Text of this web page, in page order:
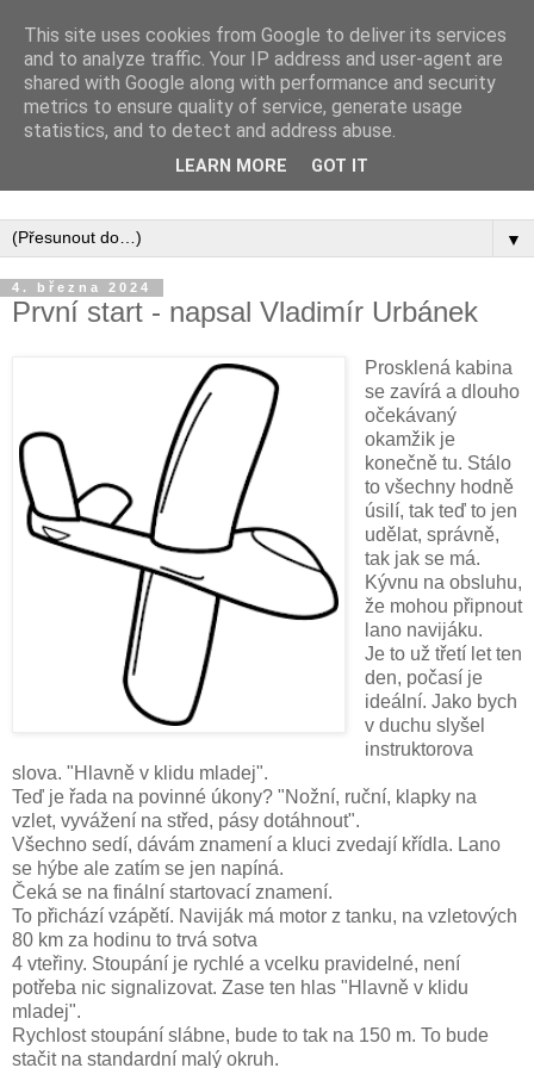
Inspirujte se tím, co píší posluchači kurzů a co se na nich
▼
4. března 2024
První start - napsal Vladimír Urbánek
Prosklená kabina
se zavírá a dlouho
očekávaný
okamžik je
konečně tu. Stálo
to všechny hodně
úsilí, tak teď to jen
udělat, správně,
tak jak se má.
Kývnu na obsluhu,
že mohou připnout
lano navijáku.
Je to už třetí let ten
den, počasí je
ideální. Jako bych
v duchu slyšel
instruktorova
slova. "Hlavně v klidu mladej".
Teď je řada na povinné úkony? "Nožní, ruční, klapky na
vzlet, vyvážení na střed, pásy dotáhnout".
Všechno sedí, dávám znamení a kluci zvedají křídla. Lano
se hýbe ale zatím se jen napíná.
Čeká se na finální startovací znamení.
To přichází vzápětí. Naviják má motor z tanku, na vzletových
80 km za hodinu to trvá sotva
4 vteřiny. Stoupání je rychlé a vcelku pravidelné, není
potřeba nic signalizovat. Zase ten hlas "Hlavně v klidu
mladej".
Rychlost stoupání slábne, bude to tak na 150 m. To bude
stačit na standardní malý okruh.
This site uses cookies from Google to deliver its services
and to analyze traffic. Your IP address and user-agent are
shared with Google along with performance and security
metrics to ensure quality of service, generate usage
statistics, and to detect and address abuse.
LEARN MORE GOT IT